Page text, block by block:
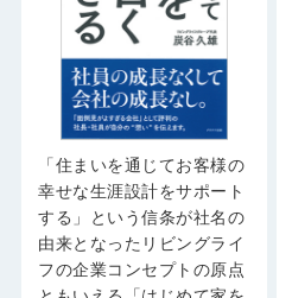
「住まいを通じてお客様の
幸せな生涯設計をサポート
する」という信条が社名の
由来となったリビングライ
フの企業コンセプトの原点